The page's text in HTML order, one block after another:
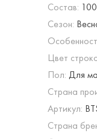
Состав:
Сезон:
Цвет
Пол: Для
Страна
Артикул:
Страна